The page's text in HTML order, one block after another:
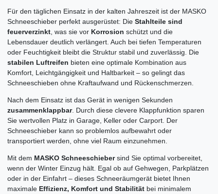
Für den täglichen Einsatz in der kalten Jahreszeit ist der MASKO
Schneeschieber perfekt ausgerüstet: Die Stahlteile sind
feuerverzinkt , was sie vor Korrosion schützt und die
Lebensdauer deutlich verlängert. Auch bei tiefen Temperaturen
oder Feuchtigkeit bleibt die Struktur stabil und zuverlässig. Die
stabilen Luftreifen bieten eine optimale Kombination aus
Komfort, Leichtgängigkeit und Haltbarkeit – so gelingt das
Schneeschieben ohne Kraftaufwand und Rückenschmerzen.
Nach dem Einsatz ist das Gerät in wenigen Sekunden
zusammenklappbar. Durch diese clevere Klappfunktion sparen
Sie wertvollen Platz in Garage, Keller oder Carport. Der
Schneeschieber kann so problemlos aufbewahrt oder
transportiert werden, ohne viel Raum einzunehmen.
Mit dem MASKO Schneeschiebersind Sie optimal vorbereitet,
wenn der Winter Einzug hält. Egal ob auf Gehwegen, Parkplätzen
oder in der Einfahrt – dieses Schneeräumgerät bietet Ihnen
maximale Effizienz, Komfort und Stabilität bei minimalem